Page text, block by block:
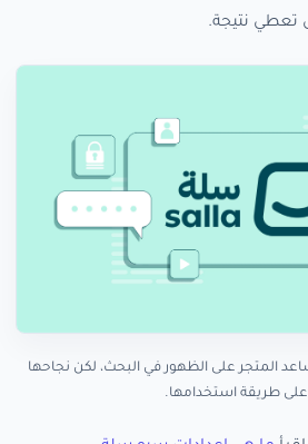
تعطي نتيجة.
المتجر على الظهور في البحث، لكن نجاحها
طريقة استخدامها.